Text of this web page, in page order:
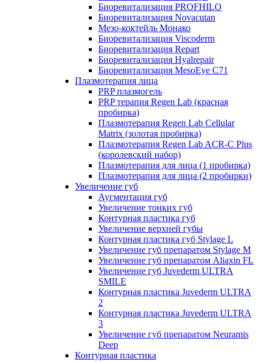
Биоревитализация PROFHILO
Биоревитализация Novacutan
Мезо-коктейль Монако
Биоревитализация Viscoderm
Биоревитализация Repart
Биоревитализация Hyalrepair
Биоревитализация MesoEye C71
Плазмотерапия лица
PRP плазмогель
PRP терапия Regen Lab (красная
пробирка)
Плазмотерапия Regen Lab Cellular
Matrix (золотая пробирка)
Плазмотерапия Regen Lab ACR-C Plus
(королевский набор)
Плазмотерапия для лица (1 пробирка)
Плазмотерапия для лица (2 пробирки)
Увеличение губ
Аугментация губ
Увеличение тонких губ
Контурная пластика губ
Увеличение верхней губы
Контурная пластика губ Stylage L
Увеличение губ препаратом Stylage M
Увеличение губ препаратом Aliaxin FL
Увеличение губ Juvederm ULTRA
SMILE
Контурная пластика Juvederm ULTRA
2
Контурная пластика Juvederm ULTRA
3
Увеличение губ препаратом Neuramis
Deep
Контурная пластика